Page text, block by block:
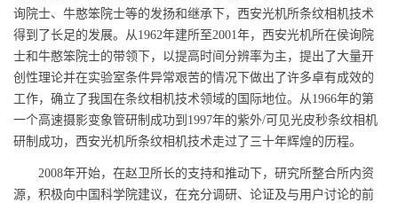
询院士、牛憨笨院士等的发扬和继承下，西安光机所条纹相机技术
得到了长足的发展。从1962年建所至2001年，西安光机所在侯询院
士和牛憨笨院士的带领下，以提高时间分辨率为主，提出了大量开
创性理论并在实验室条件异常艰苦的情况下做出了许多卓有成效的
工作，确立了我国在条纹相机技术领域的国际地位。从1966年的第
一个高速摄影变象管研制成功到1997年的紫外/可见光皮秒条纹相机
研制成功，西安光机所条纹相机技术走过了三十年辉煌的历程。
2008年开始，在赵卫所长的支持和推动下，研究所整合所内资
源，积极向中国科学院建议，在充分调研、论证及与用户讨论的前